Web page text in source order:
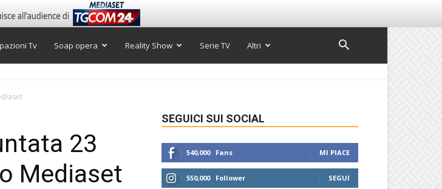
Tv Soap opera Reality Show Serie TV Altri
23
Mediaset
SEGUICI SUI SOCIAL
540,000 Fans MI PIACE
550,000 Follower SEGUI